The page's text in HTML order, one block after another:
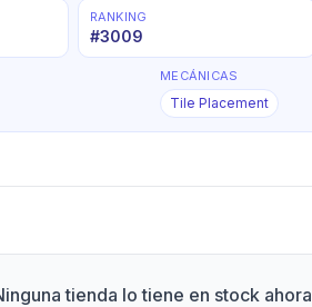
RANKING
#3009
MECÁNICAS
Tile Placement
tienda lo tiene en stock ahora